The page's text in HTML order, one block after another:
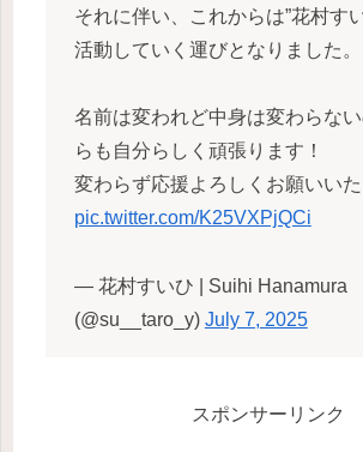
それに伴い、これからは”花村す
活動していく運びとなりました。
名前は変われど中身は変わらな
らも自分らしく頑張ります！
変わらず応援よろしくお願いいた
pic.twitter.com/K25VXPjQCi
— 花村すいひ | Suihi Hanamura
(@su__taro_y) July 7, 2025
スポンサーリンク